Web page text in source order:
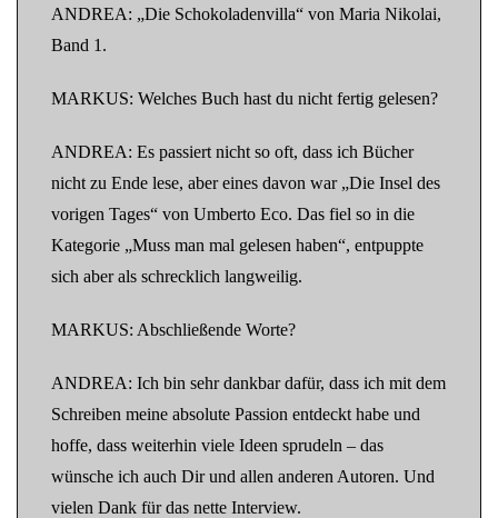
ANDREA: „Die Schokoladenvilla“ von Maria Nikolai,
Band 1.
MARKUS: Welches Buch hast du nicht fertig gelesen?
ANDREA: Es passiert nicht so oft, dass ich Bücher
nicht zu Ende lese, aber eines davon war „Die Insel des
vorigen Tages“ von Umberto Eco. Das fiel so in die
Kategorie „Muss man mal gelesen haben“, entpuppte
sich aber als schrecklich langweilig.
MARKUS: Abschließende Worte?
ANDREA: Ich bin sehr dankbar dafür, dass ich mit dem
Schreiben meine absolute Passion entdeckt habe und
hoffe, dass weiterhin viele Ideen sprudeln – das
wünsche ich auch Dir und allen anderen Autoren. Und
vielen Dank für das nette Interview.